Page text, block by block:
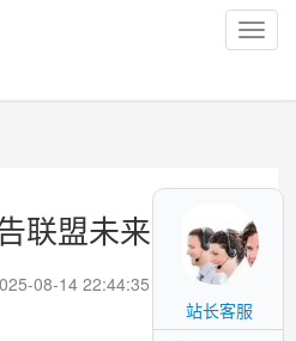
联盟未来前景
08-14 22:44:35
站长客服